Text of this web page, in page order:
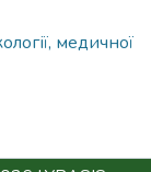
медичної